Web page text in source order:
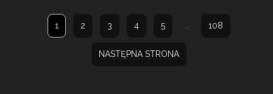
1 2 3 4 5 … 108
NASTĘPNA STRONA